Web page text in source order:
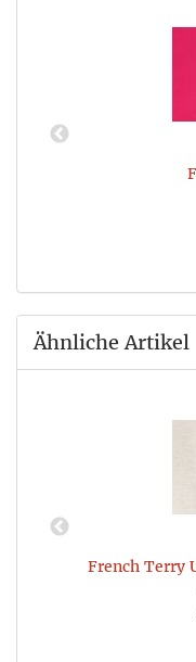
Ähnliche Artikel
French Terry